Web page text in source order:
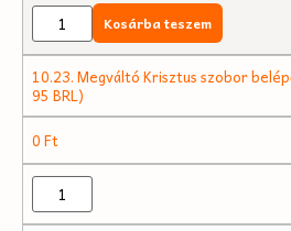
Kosárba teszem
10.23. Megváltó Krisztus szobor
95 BRL)
0Ft